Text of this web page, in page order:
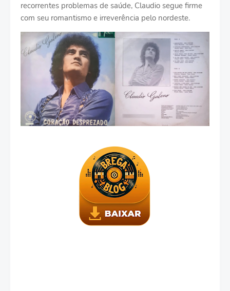
recorrentes problemas de saúde, Claudio segue firme
com seu romantismo e irreverência pelo nordeste.